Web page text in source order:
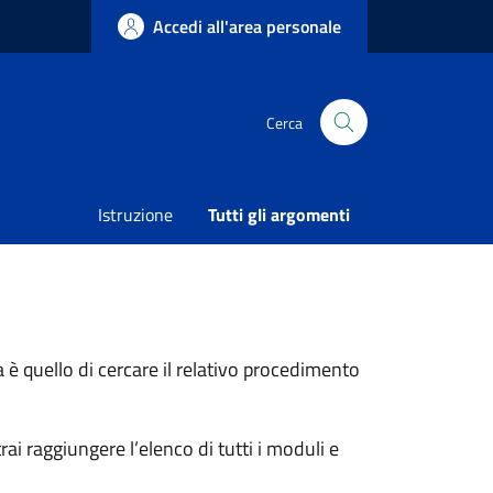
Accedi all'area personale
Cerca
Istruzione Tutti gli argomenti
quello di cercare il relativo procedimento
raggiungere l’elenco di tutti i moduli e